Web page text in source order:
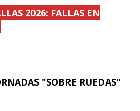
2026: FALLAS EN
"SOBRE RUEDAS"